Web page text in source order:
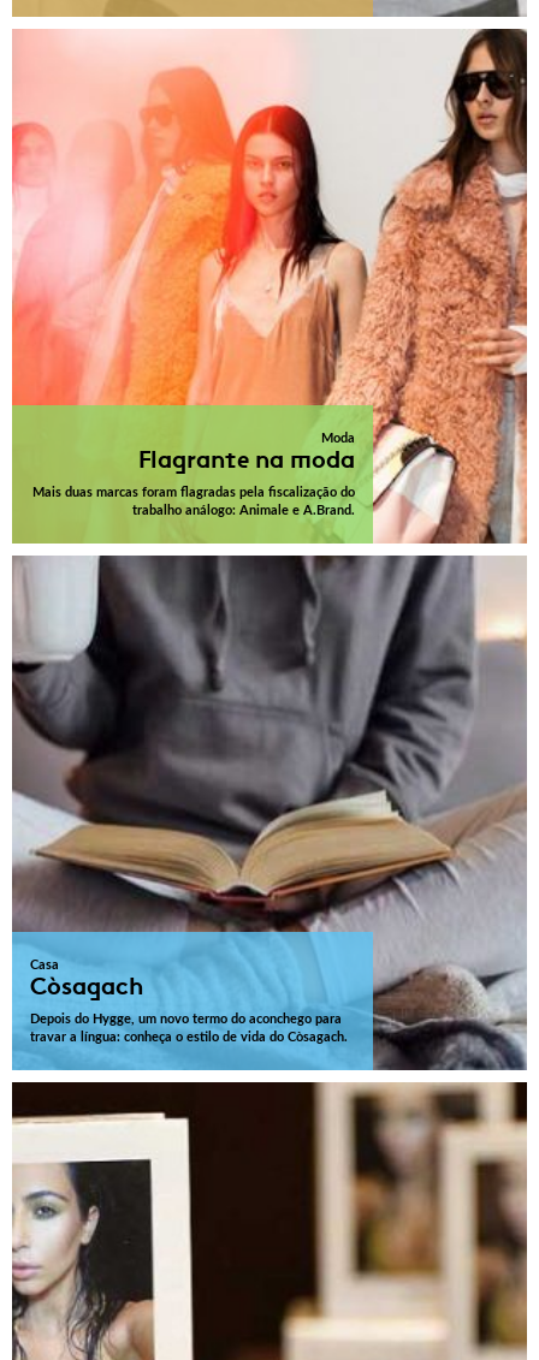
Moda
Flagrante na moda
Mais duas marcas foram flagradas pela fiscalização do
trabalho análogo: Animale e A.Brand.
Casa
Còsagach
Depois do Hygge, um novo termo do aconchego para
travar a língua: conheça o estilo de vida do Còsagach.